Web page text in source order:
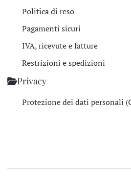
Politica di reso
Pagamenti sicuri
IVA, ricevute e fatture
Restrizioni e spedizioni
Privacy
Protezione dei dati personali